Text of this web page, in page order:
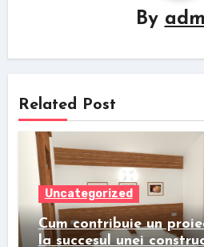
By
Related Post
Uncategorized
Cum contribuie un
la succesul unei